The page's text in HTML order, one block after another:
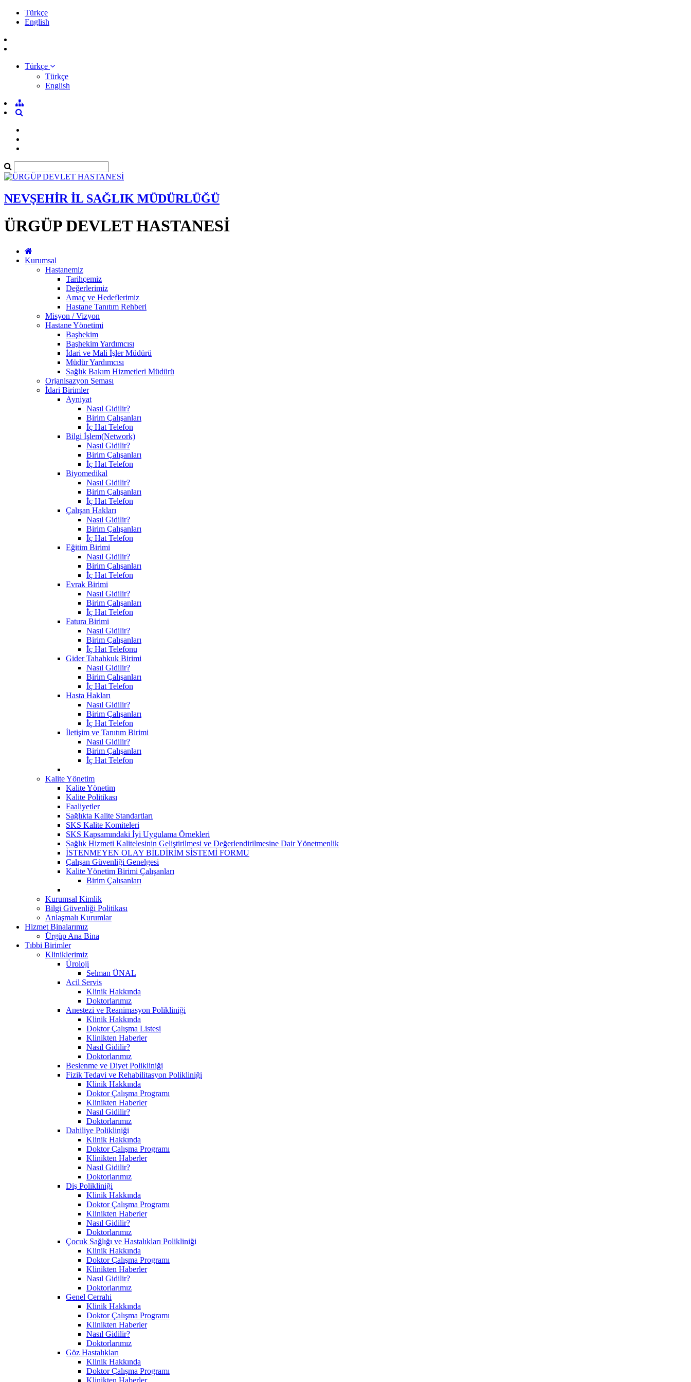
Türkçe
English
Türkçe
Türkçe
English
NEVŞEHİR İL SAĞLIK MÜDÜRLÜĞÜ
ÜRGÜP DEVLET HASTANESİ
Kurumsal
Hastanemiz
Tarihçemiz
Değerlerimiz
Amaç ve Hedeflerimiz
Hastane Tanıtım Rehberi
Misyon / Vizyon
Hastane Yönetimi
Başhekim
Başhekim Yardımcısı
İdari ve Mali İşler Müdürü
Müdür Yardımcısı
Sağlık Bakım Hizmetleri Müdürü
Orjanisazyon Şeması
İdari Birimler
Ayniyat
Nasıl Gidilir?
Birim Çalışanları
İç Hat Telefon
Bilgi İşlem(Network)
Nasıl Gidilir?
Birim Çalışanları
İç Hat Telefon
Biyomedikal
Nasıl Gidilir?
Birim Çalışanları
İç Hat Telefon
Çalışan Hakları
Nasıl Gidilir?
Birim Çalışanları
İç Hat Telefon
Eğitim Birimi
Nasıl Gidilir?
Birim Çalışanları
İç Hat Telefon
Evrak Birimi
Nasıl Gidilir?
Birim Çalışanları
İç Hat Telefon
Fatura Birimi
Nasıl Gidilir?
Birim Çalışanları
İç Hat Telefonu
Gider Tahahkuk Birimi
Nasıl Gidilir?
Birim Çalışanları
İç Hat Telefon
Hasta Hakları
Nasıl Gidilir?
Birim Çalışanları
İç Hat Telefon
İletişim ve Tanıtım Birimi
Nasıl Gidilir?
Birim Çalışanları
İç Hat Telefon
Kalite Yönetim
Kalite Yönetim
Kalite Politikası
Faaliyetler
Sağlıkta Kalite Standartları
SKS Kalite Komiteleri
SKS Kapsamındaki İyi Uygulama Örnekleri
Sağlık Hizmeti Kalitelesinin Geliştirilmesi ve Değerlendirilmesine Dair Yönetmenlik
İSTENMEYEN OLAY BİLDİRİM SİSTEMİ FORMU
Çalışan Güvenliği Genelgesi
Kalite Yönetim Birimi Çalışanları
Birim Çalısanları
Kurumsal Kimlik
Bilgi Güvenliği Politikası
Anlaşmalı Kurumlar
Hizmet Binalarımız
Ürgüp Ana Bina
Tıbbi Birimler
Kliniklerimiz
Üroloji
Selman ÜNAL
Acil Servis
Klinik Hakkında
Doktorlarımız
Anestezi ve Reanimasyon Polikliniği
Klinik Hakkında
Doktor Çalışma Listesi
Klinikten Haberler
Nasıl Gidilir?
Doktorlarımız
Beslenme ve Diyet Polikliniği
Fizik Tedavi ve Rehabilitasyon Polikliniği
Klinik Hakkında
Doktor Çalışma Programı
Klinikten Haberler
Nasıl Gidilir?
Doktorlarımız
Dahiliye Polikliniği
Klinik Hakkında
Doktor Çalışma Programı
Klinikten Haberler
Nasıl Gidilir?
Doktorlarımız
Diş Polikliniği
Klinik Hakkında
Doktor Çalışma Programı
Klinikten Haberler
Nasıl Gidilir?
Doktorlarımız
Çocuk Sağlığı ve Hastalıkları Polikliniği
Klinik Hakkında
Doktor Çalışma Programı
Klinikten Haberler
Nasıl Gidilir?
Doktorlarımız
Genel Cerrahi
Klinik Hakkında
Doktor Çalışma Programı
Klinikten Haberler
Nasıl Gidilir?
Doktorlarımız
Göz Hastalıkları
Klinik Hakkında
Doktor Çalışma Programı
Klinikten Haberler